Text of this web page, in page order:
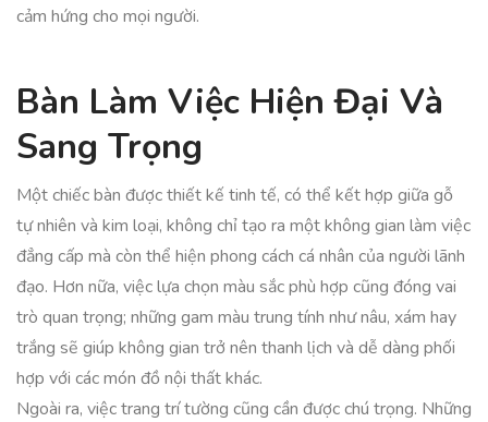
cảm hứng cho mọi người.
Bàn Làm Việc Hiện Đại Và
Sang Trọng
Một chiếc bàn được thiết kế tinh tế, có thể kết hợp giữa gỗ
tự nhiên và kim loại, không chỉ tạo ra một không gian làm việc
đẳng cấp mà còn thể hiện phong cách cá nhân của người lãnh
đạo. Hơn nữa, việc lựa chọn màu sắc phù hợp cũng đóng vai
trò quan trọng; những gam màu trung tính như nâu, xám hay
trắng sẽ giúp không gian trở nên thanh lịch và dễ dàng phối
hợp với các món đồ nội thất khác.
Ngoài ra, việc trang trí tường cũng cần được chú trọng. Những